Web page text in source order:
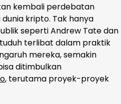
kembali perdebatan
kripto. Tak hanya
seperti Andrew Tate dan
terlibat dalam praktik
mereka, semakin
ditimbulkan
, terutama proyek-proyek